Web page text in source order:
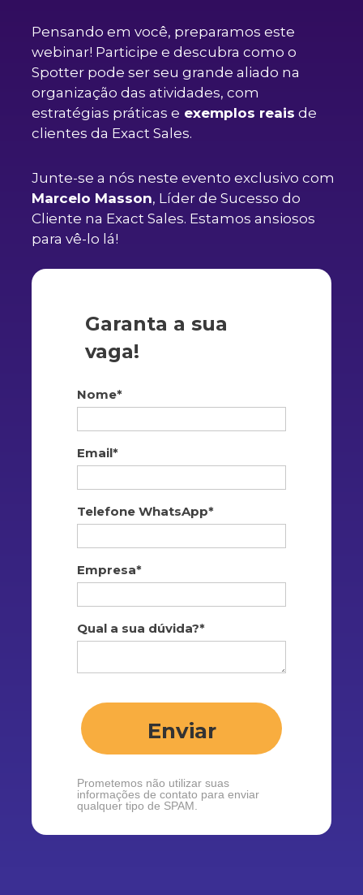
Pensando em você, preparamos este
webinar! Participe e descubra como o
Spotter pode ser seu grande aliado na
organização das atividades, com
estratégias práticas e exemplos reais de
clientes da Exact Sales.
Junte-se a nós neste evento exclusivo com
Marcelo Masson, Líder de Sucesso do
Cliente na Exact Sales. Estamos ansiosos
para vê-lo lá!
Garanta a sua
vaga!
Nome*
Email*
Telefone WhatsApp*
Empresa*
Qual a sua dúvida?*
Enviar
Prometemos não utilizar suas
informações de contato para enviar
qualquer tipo de SPAM.